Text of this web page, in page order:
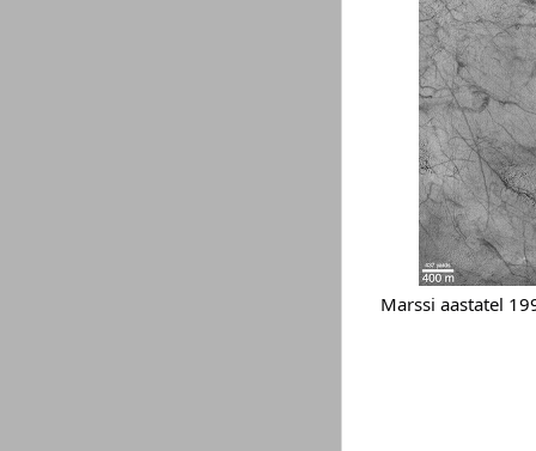
Marssi aastatel